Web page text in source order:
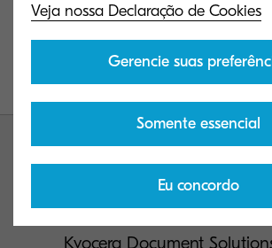
Kyocera Document
Veja nossa Declaração de Cookies
Gerencie suas
Somente essencial
Eu concordo